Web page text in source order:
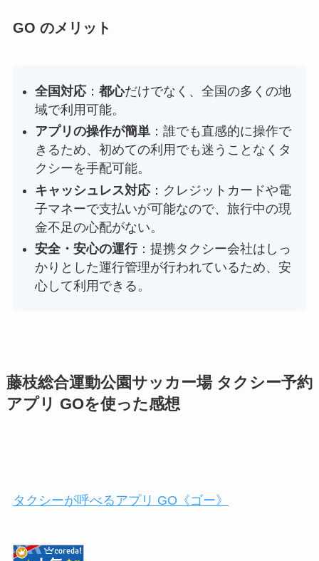
GO のメリット
全国対応：都心だけでなく、全国の多くの地
域で利用可能。
アプリの操作が簡単 ：誰でも直感的に操作で
きるため、初めての利用でも迷うことなくタ
クシーを手配可能。
キャッシュレス対応：クレジットカードや電
子マネーで支払いが可能なので、旅行中の現
金不足の心配がない。
安全・安心の運行：提携タクシー会社はしっ
かりとした運行管理が行われているため、安
心して利用できる。
藤枝総合運動公園サッカー場 タクシー予約
アプリ GOを使った感想
タクシーが呼べるアプリ GO《ゴー》